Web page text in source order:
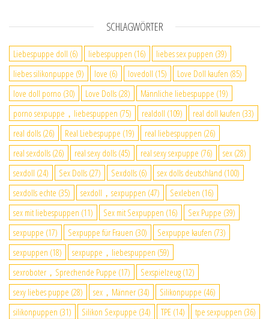
SCHLAGWÖRTER
Liebespuppe doll (6) liebespuppen (16) liebes sex puppen (39)
liebes silikonpuppe (9) love (6) lovedoll (15) Love Doll kaufen (85)
love doll porno (30) Love Dolls (28) Männliche liebespuppe (19)
porno sexpuppe，liebespuppen (75) realdoll (109) real doll kaufen (33)
real dolls (26) Real Liebespuppe (19) real liebespuppen (26)
real sexdolls (26) real sexy dolls (45) real sexy sexpuppe (76) sex (28)
sexdoll (24) Sex Dolls (27) Sexdolls (6) sex dolls deutschland (100)
sexdolls echte (35) sexdoll，sexpuppen (47) Sexleben (16)
sex mit liebespuppen (11) Sex mit Sexpuppen (16) Sex Puppe (39)
sexpuppe (17) Sexpuppe für Frauen (30) Sexpuppe kaufen (73)
sexpuppen (18) sexpuppe，liebespuppen (59)
sexroboter，Sprechende Puppe (17) Sexspielzeug (12)
sexy liebes puppe (28) sex，Männer (34) Silikonpuppe (46)
silikonpuppen (31) Silikon Sexpuppe (34) TPE (14) tpe sexpuppen (36)